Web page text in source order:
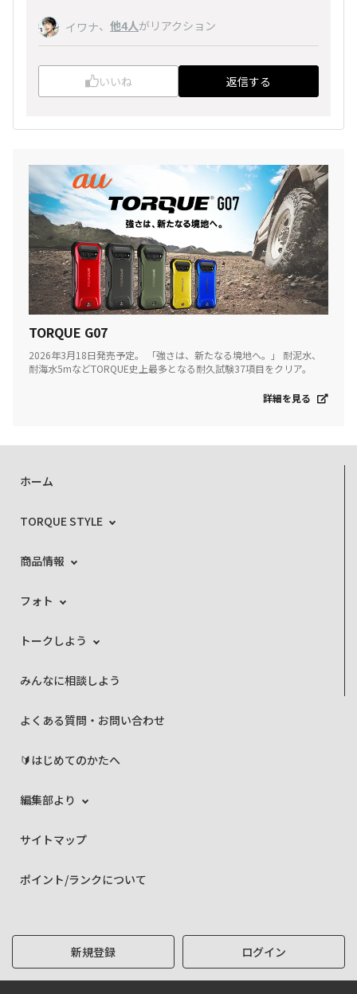
イワナ、 他4人がリアクション
いいね 返信する
TORQUE G07
2026年3月18日発売予定。 「強さは、新たなる境地へ。」 耐泥水、
耐海水5mなどTORQUE史上最多となる耐久試験37項目をクリア。
詳細を見る
ホーム
TORQUE STYLE
商品情報
フォト
トークしよう
みんなに相談しよう
よくある質問・お問い合わせ
🔰はじめてのかたへ
編集部より
サイトマップ
ポイント/ランクについて
新規登録 ログイン